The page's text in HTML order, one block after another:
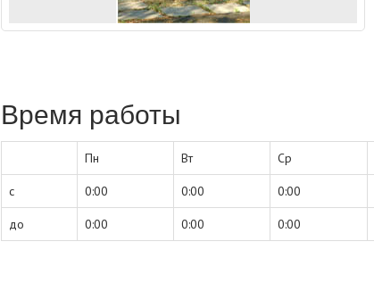
Время работы
Пн Вт Ср
с 0:00 0:00 0:00
до 0:00 0:00 0:00